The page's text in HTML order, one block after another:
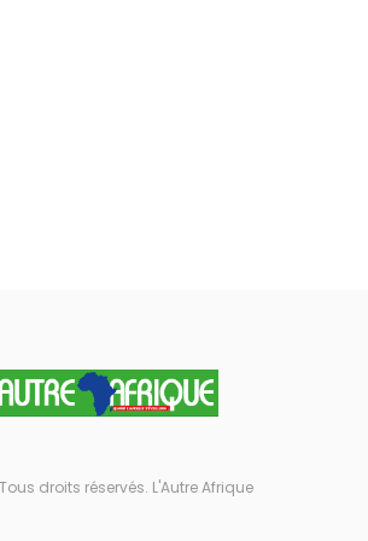
droits réservés. L'Autre Afrique